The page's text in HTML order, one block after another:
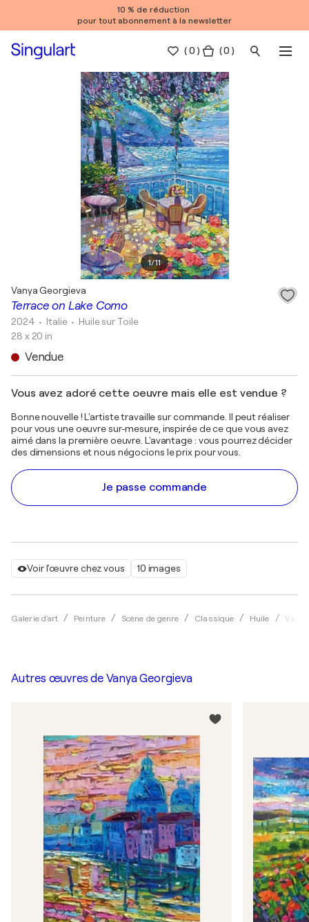
10 % de réduction
pour tout abonnement à la newsletter
(0 ) ( 0 )
1/11
Voir l'œuvre chez vous 10 images
Galerie d'art Peinture Scène de genre Classique Huile
Terrace on Lake Como
Vanya Georgieva
2024 • Italie • Huile sur Toile
28 x 20 in
Vendue
Vous avez adoré cette oeuvre mais elle est vendue ?
Bonne nouvelle ! L'artiste travaille sur commande. Il peut réaliser
pour vous une oeuvre sur-mesure, inspirée de ce que vous avez
aimé dans la première oeuvre. L'avantage : vous pourrez décider
des dimensions et nous négocions le prix pour vous.
Je passe commande
Autres œuvres de Vanya Georgieva